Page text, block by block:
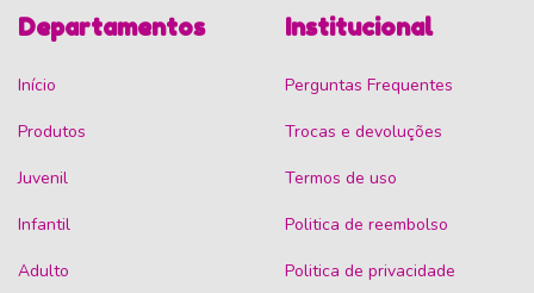
Departamentos
Início
Produtos
Juvenil
Infantil
Adulto
Institucional
Perguntas Frequentes
Trocas e devoluções
Termos de uso
Politica de reembolso
Politica de privacidade